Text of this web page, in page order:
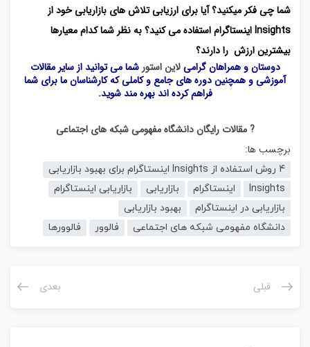
شما چی فکر میکنید؟ آیا برای ارزیابی تلاش های بازاریابی خود از
Insights اینستاگرام استفاده می کنید؟ به نظر شما کدام معیارها
بیشترین ارزش را دارند؟
دوستان و همراهان گرامیلاین استور شما می توانید از سایر مقالات
آموزشی و همچنین دوره های جامع و کاملی که کارشناسان ما برای شما
فراهم کرده اند بهره مند شوید.
? مقالات رایگان دانشگاه مفهومی شبکه های اجتماعی
برچسب ها:
4 روش استفاده از Insights اینستاگرام برای بهبود بازاریابی
Insights
اینستاگرام بازاریابی
بازاریابی اینستاگرام
بازاریابی در اینستاگرام
بهبود بازاریابی
دانشگاه مفهومی شبکه های اجتماعی
فالوور فالوورها
قبلی بعدی